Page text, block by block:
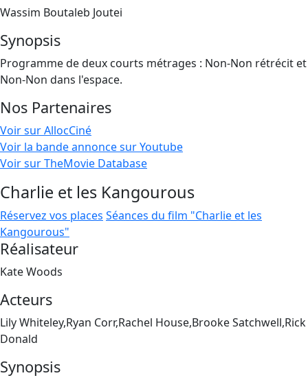
Wassim Boutaleb Joutei
Synopsis
Programme de deux courts métrages : Non-Non rétrécit et
Non-Non dans l'espace.
Nos Partenaires
Voir sur AllocCiné
Voir la bande annonce sur Youtube
Voir sur TheMovie Database
Charlie et les Kangourous
Réservez vos places Séances du film "Charlie et les
Kangourous"
Réalisateur
Kate Woods
Acteurs
Lily Whiteley,Ryan Corr,Rachel House,Brooke Satchwell,Rick
Donald
Synopsis